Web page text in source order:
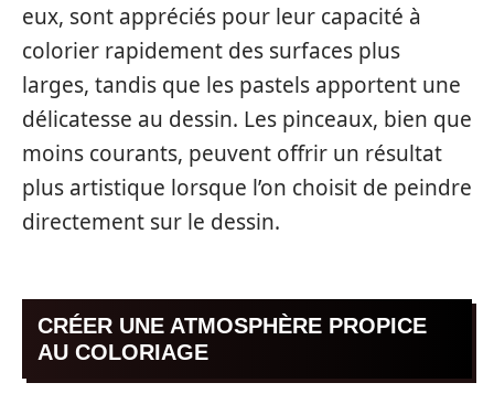
eux, sont appréciés pour leur capacité à
colorier rapidement des surfaces plus
larges, tandis que les pastels apportent une
délicatesse au dessin. Les pinceaux, bien que
moins courants, peuvent offrir un résultat
plus artistique lorsque l’on choisit de peindre
directement sur le dessin.
CRÉER UNE ATMOSPHÈRE PROPICE
AU COLORIAGE